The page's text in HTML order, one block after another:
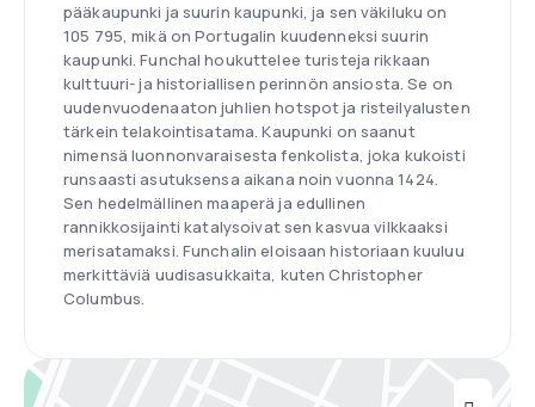
pääkaupunki ja suurin kaupunki, ja sen väkiluku on
105 795, mikä on Portugalin kuudenneksi suurin
kaupunki. Funchal houkuttelee turisteja rikkaan
kulttuuri- ja historiallisen perinnön ansiosta. Se on
uudenvuodenaaton juhlien hotspot ja risteilyalusten
tärkein telakointisatama. Kaupunki on saanut
nimensä luonnonvaraisesta fenkolista, joka kukoisti
runsaasti asutuksensa aikana noin vuonna 1424.
Sen hedelmällinen maaperä ja edullinen
rannikkosijainti katalysoivat sen kasvua vilkkaaksi
merisatamaksi. Funchalin eloisaan historiaan kuuluu
merkittäviä uudisasukkaita, kuten Christopher
Columbus.